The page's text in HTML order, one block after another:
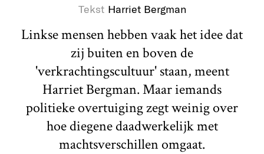
Tekst Harriet Bergman
Linkse mensen hebben vaak het idee dat
zij buiten en boven de
'verkrachtingscultuur' staan, meent
Harriet Bergman. Maar iemands
politieke overtuiging zegt weinig over
hoe diegene daadwerkelijk met
machtsverschillen omgaat.